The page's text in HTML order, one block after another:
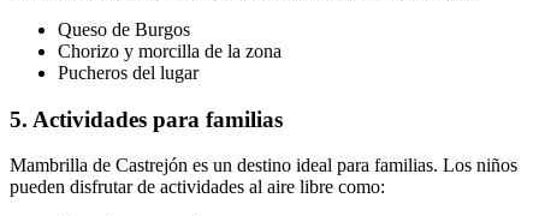
Queso de Burgos
Chorizo y morcilla de la zona
Pucheros del lugar
5. Actividades para familias
Mambrilla de Castrejón es un destino ideal para familias. Los niños
pueden disfrutar de actividades al aire libre como: